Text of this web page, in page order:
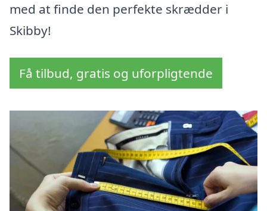
med at finde den perfekte skrædder i
Skibby!
Få tilbud, gratis og uforpligtende